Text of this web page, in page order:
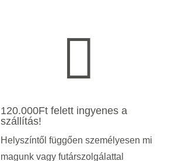

120.000Ft felett ingyenes a
szállítás!
Helyszíntől függően személyesen mi
magunk vagy futárszolgálattal